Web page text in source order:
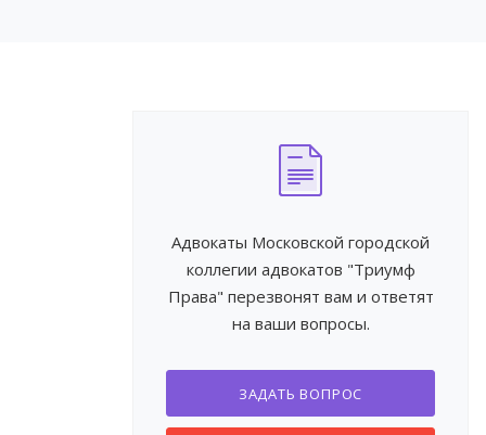
Адвокаты Московской городской
коллегии адвокатов "Триумф
Права" перезвонят вам и ответят
на ваши вопросы.
ЗАДАТЬ ВОПРОС